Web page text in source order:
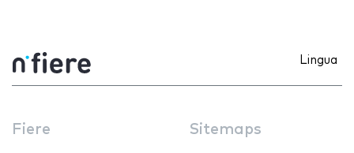
Lingua
Fiere Sitemaps